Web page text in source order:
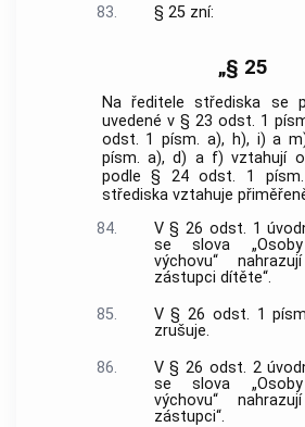
83.
§ 25 zní:
„§ 25
Na ředitele střediska se
uvedené v § 23 odst. 1
odst. 1 písm. a), h), i) a
písm. a), d) a f) vztahují
podle § 24 odst. 1
střediska vztahuje
84.
V § 26 odst. 1
se slova
výchovu“
zástupci dítěte“.
85.
V § 26 odst. 1
zrušuje.
86.
V § 26 odst. 2
se slova
výchovu“
zástupci“.